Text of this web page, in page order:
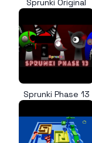
Sprunki Original
Sprunki Phase 13